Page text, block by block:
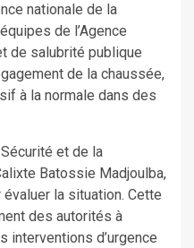
nationale de la
de l’Agence
de salubrité publique
de la chaussée,
à la normale dans des
et de la
Batossie Madjoulba,
la situation. Cette
des autorités à
interventions d’urgence